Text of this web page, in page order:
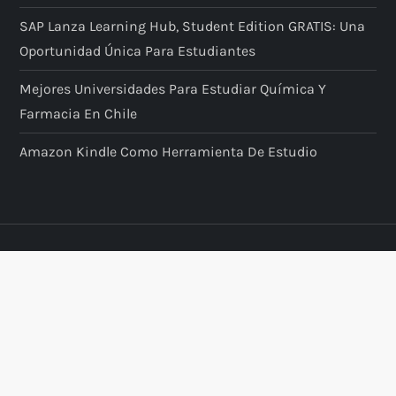
SAP Lanza Learning Hub, Student Edition GRATIS: Una
Oportunidad Única Para Estudiantes
Mejores Universidades Para Estudiar Química Y
Farmacia En Chile
Amazon Kindle Como Herramienta De Estudio